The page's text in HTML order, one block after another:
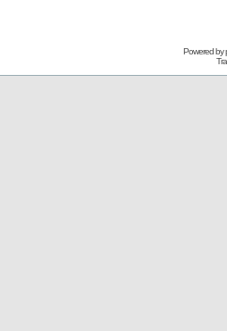
Powered by